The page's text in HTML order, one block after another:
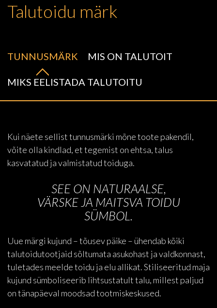
Talutoidu märk
TUNNUSMÄRK MIS ON TALUTOIT
MIKS EELISTADA TALUTOITU
Kui näete sellist tunnusmärki mõne toote pakendil,
võite olla kindlad, et tegemist on ehtsa, talus
kasvatatud ja valmistatud toiduga.
SEE ON NATURAALSE,
VÄRSKE JA MAITSVA TOIDU
SÜMBOL.
Uue märgi kujund – tõusev päike – ühendab kõiki
talutoidutootjaid sõltumata asukohast ja valdkonnast,
tuletades meelde toidu ja elu allikat. Stiliseeritud maja
kujund sümboliseerib lihtsustatult talu, millest paljud
on tänapäeval moodsad tootmiskeskused.